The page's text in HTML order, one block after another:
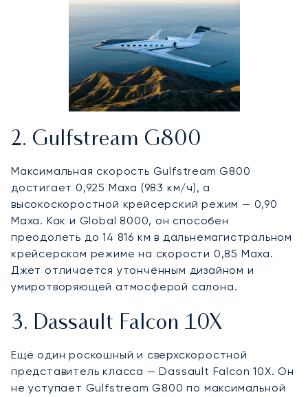
2. Gulfstream G800
Максимальная скорость Gulfstream G800
достигает 0,925 Маха (983 км/ч), а
высокоскоростной крейсерский режим — 0,90
Маха. Как и Global 8000, он способен
преодолеть до 14 816 км в дальнемагистральном
крейсерском режиме на скорости 0,85 Маха.
Джет отличается утончённым дизайном и
умиротворяющей атмосферой салона.
3. Dassault Falcon 10X
Ещё один роскошный и сверхскоростной
представитель класса — Dassault Falcon 10X. Он
не уступает Gulfstream G800 по максимальной